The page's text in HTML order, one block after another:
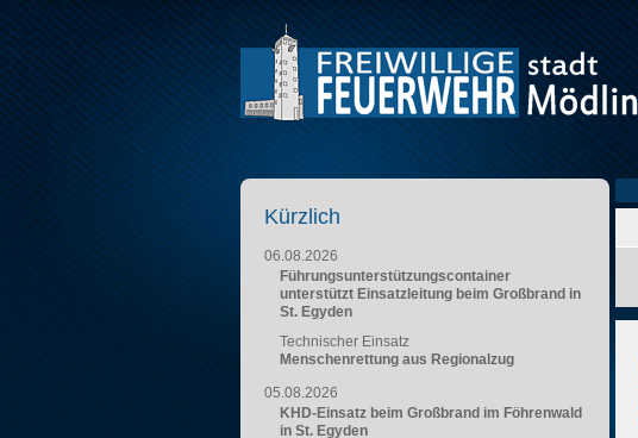
Kürzlich
06.08.2026
Führungsunterstützungscontainer
unterstützt Einsatzleitung beim Großbrand in
St. Egyden
Technischer Einsatz
Menschenrettung aus Regionalzug
05.08.2026
KHD-Einsatz beim Großbrand im Föhrenwald
in St. Egyden